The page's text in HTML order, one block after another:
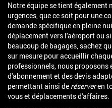
Notre équipe se tient également
urgences, que ce soit pour une
demande spécifique en pleine
déplacement vers l'aéroport ou
beaucoup de bagages, sachez
sur mesure pour accueillir
professionnels, nous proposons
d'abonnement et des devis
permettant ainsi de réserveren
vous et déplacements d'affaires.